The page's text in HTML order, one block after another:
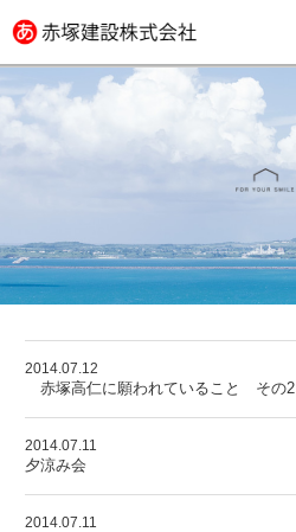
2014.07.12
赤塚高仁に願われていること その2
2014.07.11
夕涼み会
2014.07.11